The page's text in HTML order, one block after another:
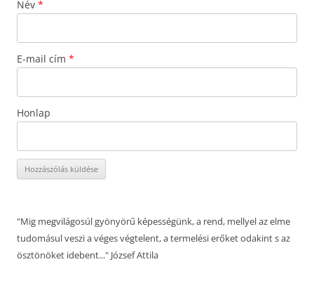
Név *
E-mail cím *
Honlap
"Mig megvilágosúl gyönyörű képességünk, a rend, mellyel az elme
tudomásul veszi a véges végtelent, a termelési erőket odakint s az
ösztönöket idebent..." József Attila